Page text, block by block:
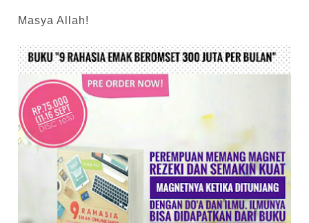
Masya Allah!